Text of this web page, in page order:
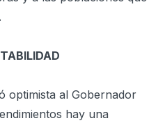
optimista al Gobernador
hay una